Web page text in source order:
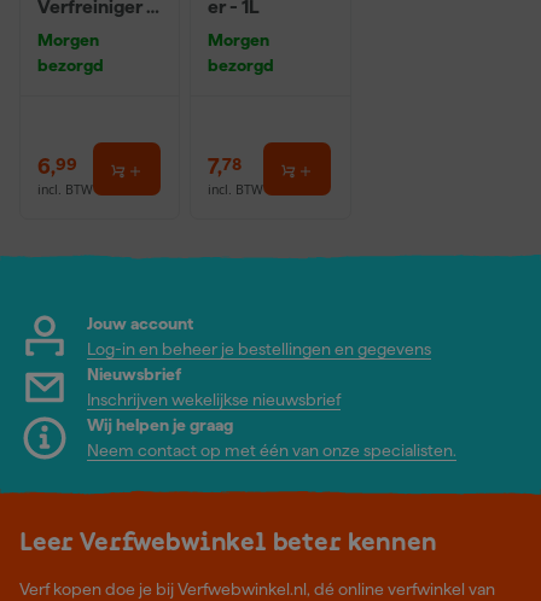
Verfreiniger –
Morgen
bezorgd
6,99
incl. BTW
er - 1L
Morgen
bezorgd
7,78
incl. BTW
Jouw account
Log-in en beheer je bestellingen en gegevens
Nieuwsbrief
Inschrijven wekelijkse nieuwsbrief
Wij helpen je graag
Neem contact op met één van onze specialisten.
Leer Verfwebwinkel beter kennen
Verf kopen doe je bij Verfwebwinkel.nl, dé online verfwinkel van